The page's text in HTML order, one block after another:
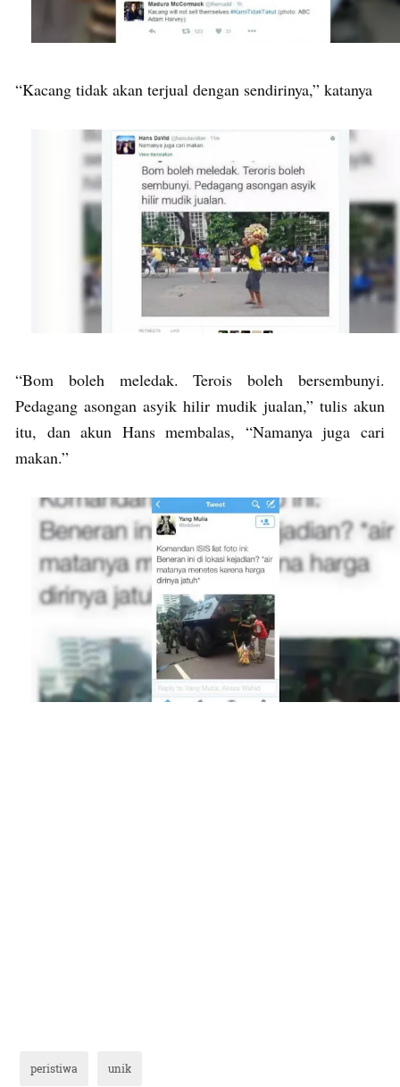
“Kacang tidak akan terjual dengan sendirinya,” katanya
“Bom boleh meledak. Terois boleh bersembunyi.
Pedagang asongan asyik hilir mudik jualan,” tulis akun
itu, dan akun Hans membalas, “Namanya juga cari
makan.”
peristiwa unik